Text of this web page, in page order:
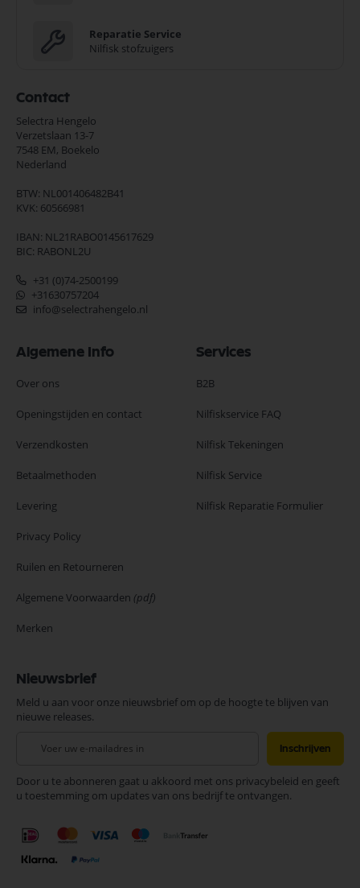
Reparatie Service
Nilfisk stofzuigers
Contact
Selectra Hengelo
Verzetslaan 13-7
7548 EM, Boekelo
Nederland
BTW: NL001406482B41
KVK: 60566981
IBAN: NL21RABO0145617629
BIC: RABONL2U
+31 (0)74-2500199
+31630757204
info@selectrahengelo.nl
Algemene Info
Over ons
Openingstijden en contact
Verzendkosten
Betaalmethoden
Levering
Privacy Policy
Ruilen en Retourneren
Algemene Voorwaarden (pdf)
Merken
Services
B2B
Nilfiskservice FAQ
Nilfisk Tekeningen
Nilfisk Service
Nilfisk Reparatie Formulier
Nieuwsbrief
Meld u aan voor onze nieuwsbrief om op de hoogte te blijven van
nieuwe releases.
onze
nieuwsbrief
Inschrijven
Door u te abonneren gaat u akkoord met ons privacybeleid en geeft
u toestemming om updates van ons bedrijf te ontvangen.